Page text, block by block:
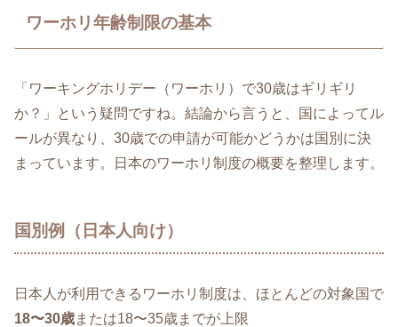
ワーホリ年齢制限の基本
「ワーキングホリデー（ワーホリ）で30歳はギリギリ
か？」という疑問ですね。結論から言うと、国によってル
ールが異なり、30歳での申請が可能かどうかは国別に決
まっています。日本のワーホリ制度の概要を整理します。
国別例（日本人向け）
日本人が利用できるワーホリ制度は、ほとんどの対象国で
18〜30歳または18〜35歳までが上限